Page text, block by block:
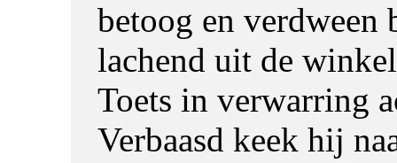
betoog en verdween
lachend uit de
Toets in verwarring
Verbaasd keek hij